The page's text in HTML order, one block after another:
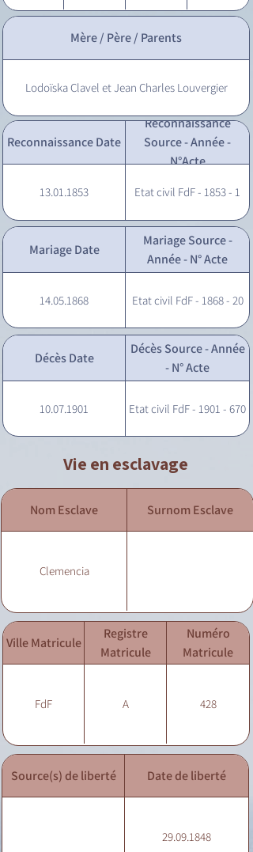
Mère / Père / Parents
Lodoïska Clavel et Jean Charles Louvergier
Reconnaissance Date
Reconnaissance
Source - Année -
N°Acte
13.01.1853 Etat civil FdF - 1853 - 1
Mariage Date
Mariage Source -
Année - N° Acte
14.05.1868 Etat civil FdF - 1868 - 20
Décès Date
Décès Source - Année
- N° Acte
10.07.1901 Etat civil FdF - 1901 - 670
Vie en esclavage
Nom Esclave Surnom Esclave
Clemencia
Ville Matricule
Registre
Matricule
Numéro
Matricule
FdF A 428
Source(s) de liberté Date de liberté
29.09.1848